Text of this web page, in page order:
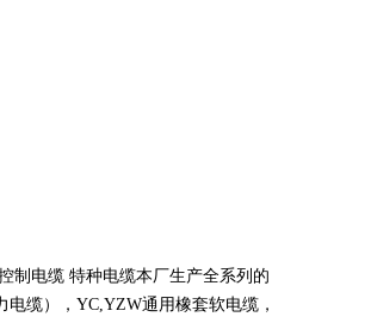
制电缆 特种电缆本厂生产全系列的
缆）， YC,YZW通用橡套软电缆，